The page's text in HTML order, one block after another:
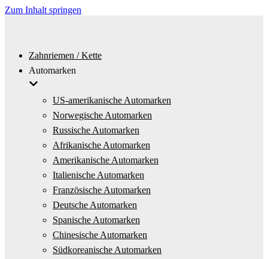
Zum Inhalt springen
Zahnriemen / Kette
Automarken
US-amerikanische Automarken
Norwegische Automarken
Russische Automarken
Afrikanische Automarken
Amerikanische Automarken
Italienische Automarken
Französische Automarken
Deutsche Automarken
Spanische Automarken
Chinesische Automarken
Südkoreanische Automarken